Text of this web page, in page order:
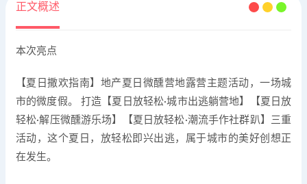
正文概述
本次亮点
【夏日撒欢指南】地产夏日微醺营地露营主题活动，一场城
市的微度假。 打造【夏日放轻松·城市出逃躺营地】【夏日放
轻松·解压微醺游乐场】【夏日放轻松·潮流手作社群趴】三重
活动，这个夏日，放轻松即兴出逃，属于城市的美好创想正
在发生。